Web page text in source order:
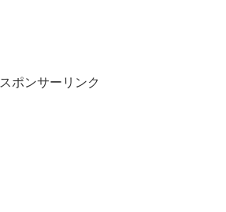
スポンサーリンク